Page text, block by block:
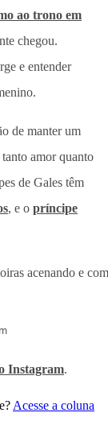
ao trono em
chegou.
e entender
de manter um
amor quanto
de Gales têm
, e o príncipe
Instagram.
Acesse a coluna